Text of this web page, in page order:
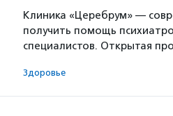
Клиника «Церебрум» —
получить помощь
специалистов. Открытая
Здоровье